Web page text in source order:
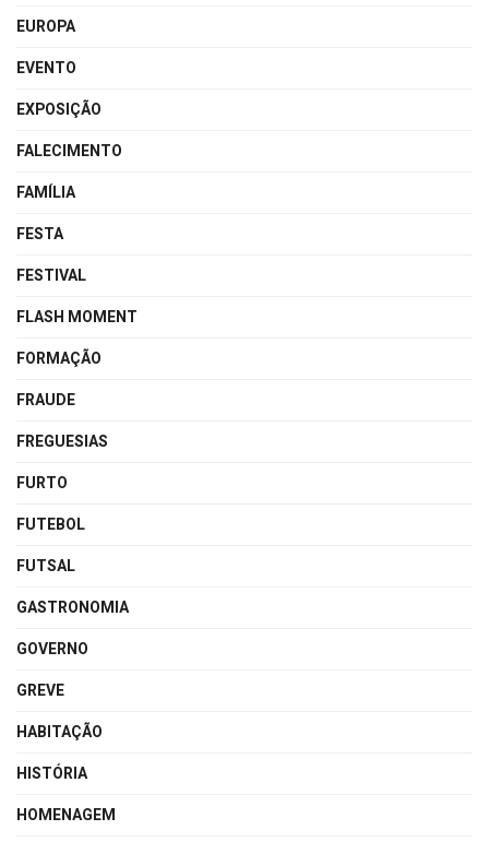
EUROPA
EVENTO
EXPOSIÇÃO
FALECIMENTO
FAMÍLIA
FESTA
FESTIVAL
FLASH MOMENT
FORMAÇÃO
FRAUDE
FREGUESIAS
FURTO
FUTEBOL
FUTSAL
GASTRONOMIA
GOVERNO
GREVE
HABITAÇÃO
HISTÓRIA
HOMENAGEM